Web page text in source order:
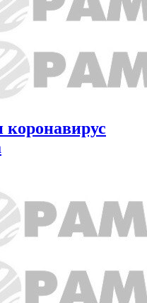
коронавирус